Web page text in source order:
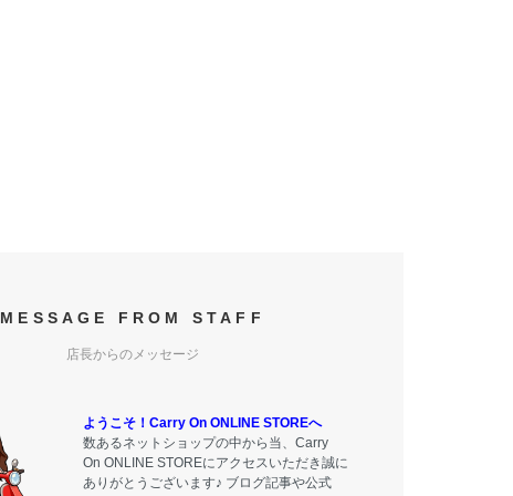
MESSAGE FROM STAFF
店長からのメッセージ
ようこそ！Carry On ONLINE STOREへ
数あるネットショップの中から当、Carry
On ONLINE STOREにアクセスいただき誠に
ありがとうございます♪ ブログ記事や公式